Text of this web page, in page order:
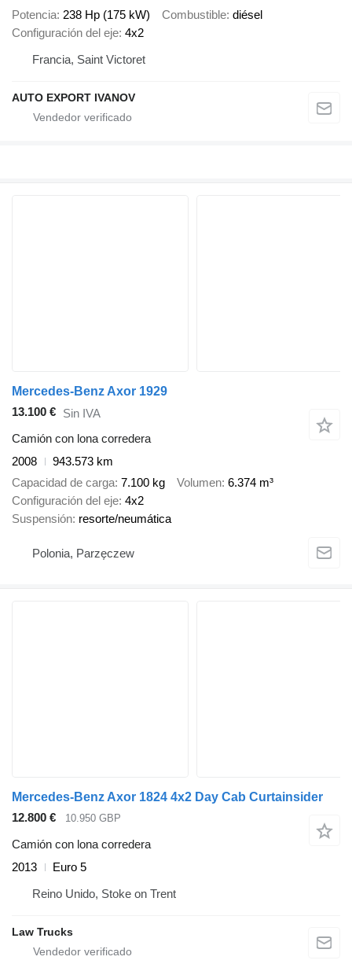
Potencia 238 Hp (175 kW) Combustible diésel
Configuración del eje 4x2
Francia, Saint Victoret
AUTO EXPORT IVANOV
Mercedes-Benz Axor 1929
13.100 € Sin IVA
Camión con lona corredera
2008
943.573 km
Capacidad de carga 7.100 kg Volumen 6.374 m³
Configuración del eje 4x2
Suspensión resorte/neumática
Polonia, Parzęczew
Mercedes-Benz Axor 1824 4x2 Day Cab Curtainsider
12.800 €
10.950 GBP
Camión con lona corredera
2013
Euro 5
Reino Unido, Stoke on Trent
Law Trucks